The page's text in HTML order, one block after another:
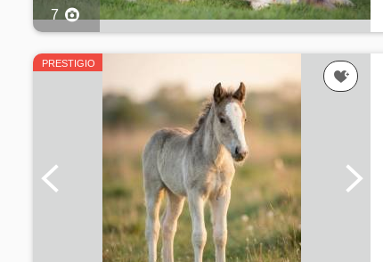
7
PRESTIGIO